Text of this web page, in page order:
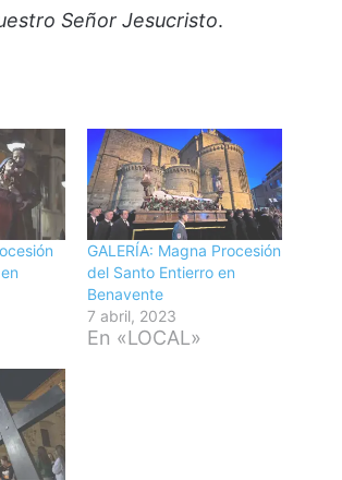
Señor Jesucristo.
GALERÍA: Magna Procesión
del Santo Entierro en
Benavente
7 abril, 2023
En «LOCAL»